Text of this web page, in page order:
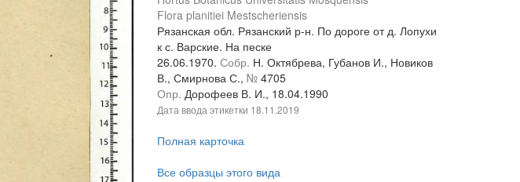
Flora planitiei Mestscheriensis
Рязанская обл. Рязанский р-н. По дороге от д. Лопухи
к с. Варские. На песке
26.06.1970. Собр. Н. Октябрева, Губанов И., Новиков
В., Смирнова С., № 4705
Опр. Дорофеев В. И., 18.04.1990
Дата ввода этикетки 18.11.2019
Полная карточка
Все образцы этого вида